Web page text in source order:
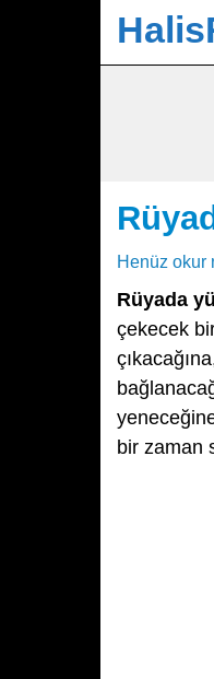
Henüz okur
Rüyada
çekecek
bir zaman